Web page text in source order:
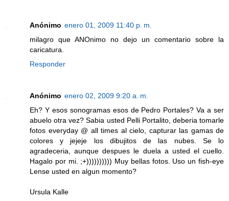
Anónimo enero 01, 2009 11:40 p. m.
milagro que ANOnimo no dejo un comentario sobre la
caricatura.
Responder
Anónimo enero 02, 2009 9:20 a. m.
Eh? Y esos sonogramas esos de Pedro Portales? Va a ser
abuelo otra vez? Sabia usted Pelli Portalito, deberia tomarle
fotos everyday @ all times al cielo, capturar las gamas de
colores y jejeje los dibujitos de las nubes. Se lo
agradeceria, aunque despues le duela a usted el cuello.
Hagalo por mi. ;+)))))))))) Muy bellas fotos. Uso un fish-eye
Lense usted en algun momento?
Ursula Kalle